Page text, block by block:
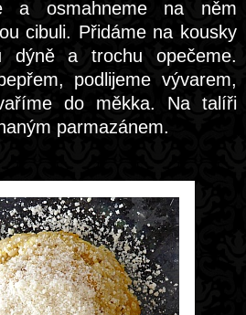
a osmahneme na něm
cibuli. Přidáme na kousky
dýně a trochu opečeme.
podlijeme vývarem,
do měkka. Na talíři
parmazánem.